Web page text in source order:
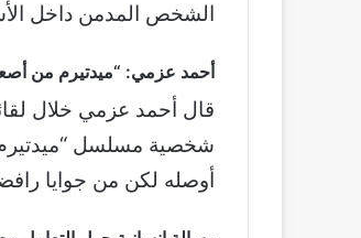
الشخص المدمن داخل
أحمد عزمي: “ميدتيرم من
شخصية مسلسل
أوصله لكن من جوايا